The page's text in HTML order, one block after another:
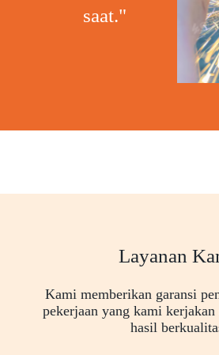
saat."
Layanan
Kami memberikan garansi
pekerjaan yang kami kerjakan
hasil